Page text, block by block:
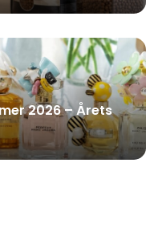
2026 – Årets